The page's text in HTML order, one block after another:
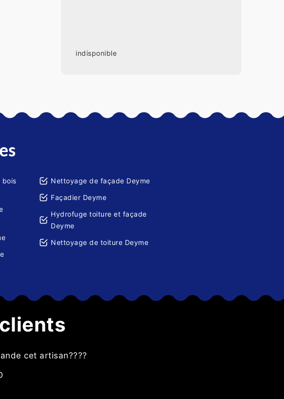
indisponible
bois
Nettoyage de façade Deyme
Façadier Deyme
Hydrofuge toiture et façade
Deyme
Nettoyage de toiture Deyme
cet artisan????